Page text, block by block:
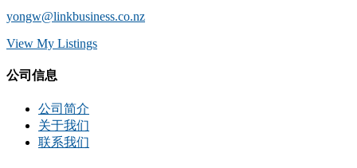
yongw@linkbusiness.co.nz
View My Listings
公司信息
公司简介
关于我们
联系我们